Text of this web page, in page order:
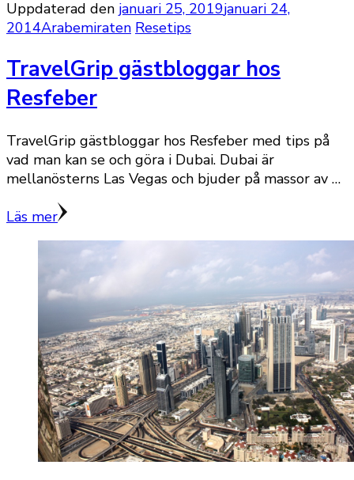
Uppdaterad den januari 25, 2019januari 24,
2014Arabemiraten Resetips
TravelGrip gästbloggar hos
Resfeber
TravelGrip gästbloggar hos Resfeber med tips på
vad man kan se och göra i Dubai. Dubai är
mellanösterns Las Vegas och bjuder på massor av …
Läs mer